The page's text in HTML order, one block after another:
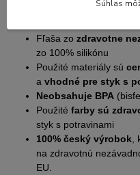
Fľaša zozdravotne
zo 100% silikónu
Použité materiály sú
avhodné pre styk s
Neobsahuje BPA
Použitéfarby sú
styk s potravinami
100% český výrobok
na zdravotnú
EU.
Súhlas